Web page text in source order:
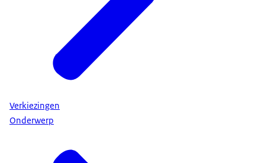
Verkiezingen
Onderwerp